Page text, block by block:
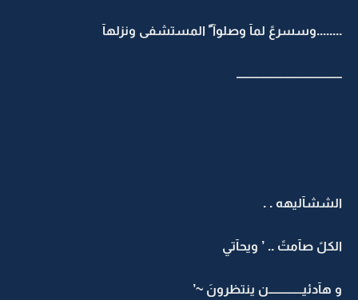
........وسسرعً لمآ وصلوآ ً المستشفى ونزلهآ
ــــــــــــــــــــــــــــــــــــــــــــ
الششآليهه . .
الكلً صآمتً .. ’ ويحآتي
و هآدئيــــــــــــــن ينتظرونَ ~’